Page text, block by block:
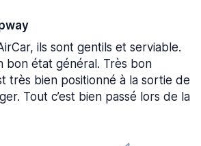
ils sont gentils et serviable.
bon état général. Très bon
très bien positionné à la sortie de
Tout c’est bien passé lors de la